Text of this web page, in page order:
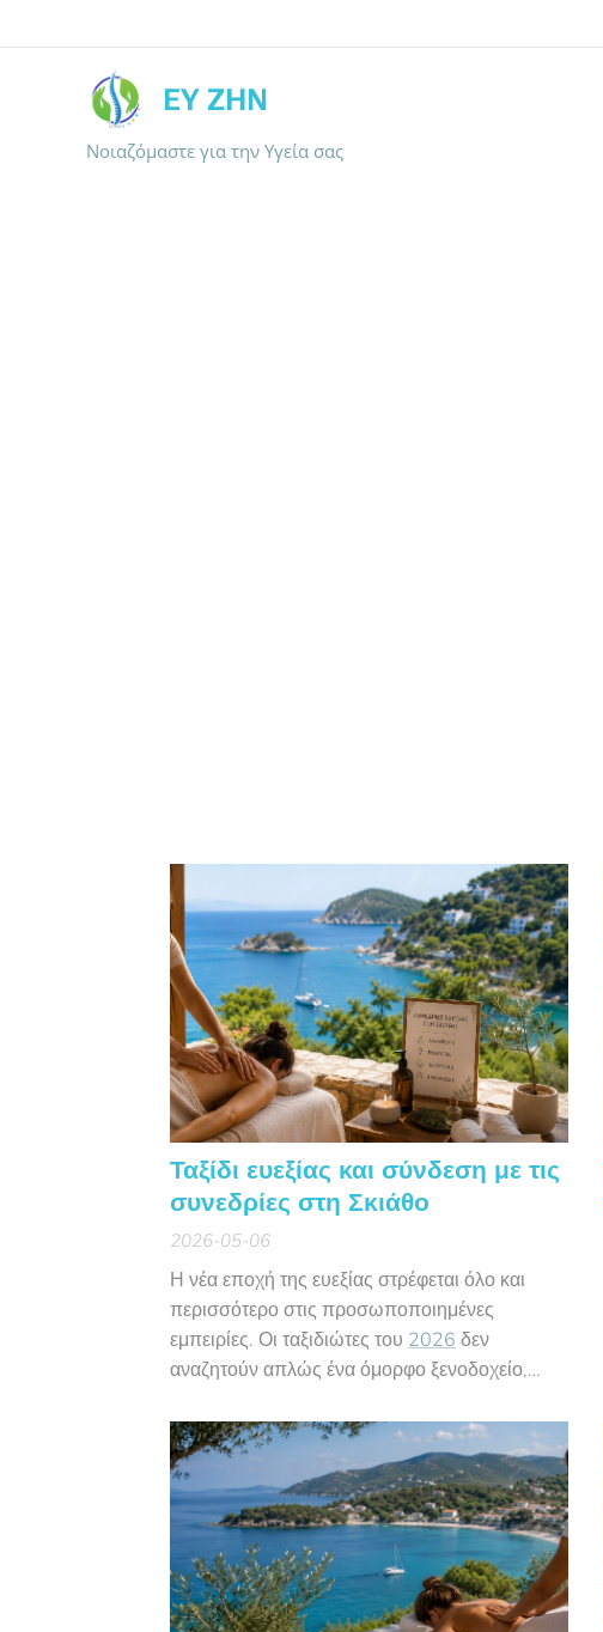
ΕΥ ΖΗΝ
Νοιαζόμαστε για την Υγεία σας
Ταξίδι ευεξίας και σύνδεση με τις
συνεδρίες στη Σκιάθο
2026-05-06
Η νέα εποχή της ευεξίας στρέφεται όλο και
περισσότερο στις προσωποποιημένες
εμπειρίες. Οι ταξιδιώτες του 2026 δεν
αναζητούν απλώς ένα όμορφο ξενοδοχείο,
αποφορτιστούν πραγματικά από την ένταση
και την πίεση της καθημερινότητας.